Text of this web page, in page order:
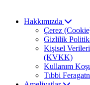
Hakkımızda
Çerez
Gizlilik
Kişisel
(KVKK)
Kullanım
Tıbbi